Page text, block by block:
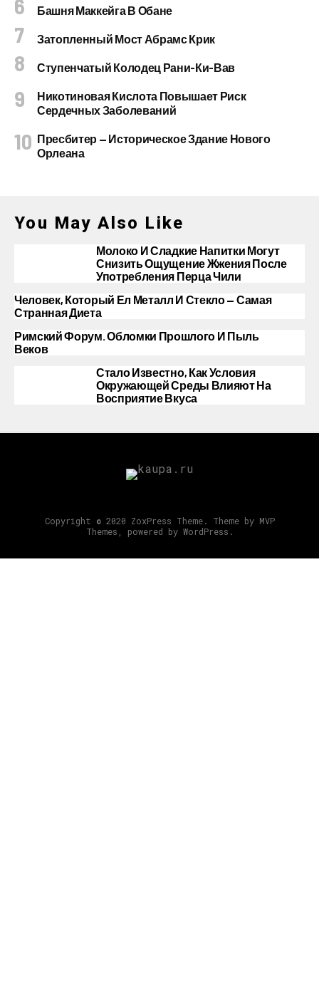
Башня Маккейга В Обане
Затопленный Мост Абрамс Крик
Ступенчатый Колодец Рани-Ки-Вав
Никотиновая Кислота Повышает Риск
Сердечных Заболеваний
Пресбитер — Историческое Здание Нового
Орлеана
You May Also Like
Молоко И Сладкие Напитки Могут
Снизить Ощущение Жжения После
Употребления Перца Чили
Человек, Который Ел Металл И Стекло — Самая
Странная Диета
Римский Форум. Обломки Прошлого И Пыль
Веков
Стало Известно, Как Условия
Окружающей Среды Влияют На
Восприятие Вкуса
Copyright © 2020 ZoxPress Theme. Theme by MVP
Themes, powered by WordPress.